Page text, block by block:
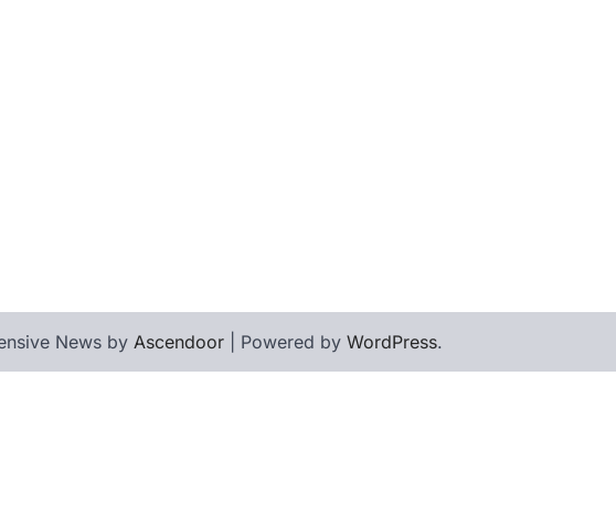
News by Ascendoor| Powered by WordPress.